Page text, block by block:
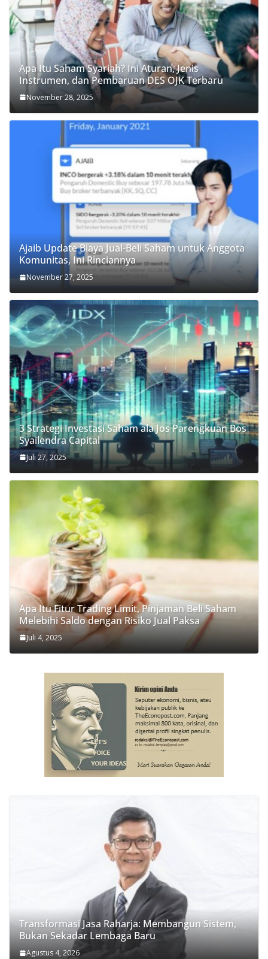
Apa Itu Saham Syariah? Ini Aturan, Jenis
Instrumen, dan Pembaruan DES OJK Terbaru
November 28, 2025
Ajaib Update Biaya Jual-Beli Saham untuk Anggota
Komunitas, Ini Rinciannya
November 27, 2025
3 Strategi Investasi Saham ala Jos Parengkuan Bos
Syailendra Capital
Juli 27, 2025
Apa Itu Fitur Trading Limit, Pinjaman Beli Saham
Melebihi Saldo dengan Risiko Jual Paksa
Juli 4, 2025
Transformasi Jasa Raharja: Membangun Sistem,
Bukan Sekadar Lembaga Baru
Agustus 4, 2026